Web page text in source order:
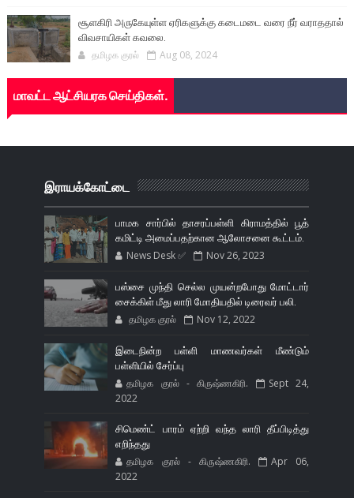
சூளகிரி அருகேயுள்ள ஏரிகளுக்கு கடைமடை வரை நீர் வராததால்
விவசாயிகள் கவலை.
தமிழக குரல் Aug 08, 2024
மாவட்ட ஆட்சியரக செய்திகள்.
இராயக்கோட்டை
பாமக சார்பில் தாசரப்பள்ளி கிராமத்தில் பூத்
கமிட்டி அமைப்பதற்கான ஆலோசனை கூட்டம்.
News Desk ✅ Nov 26, 2023
பஸ்சை முந்தி செல்ல முயன்றபோது மோட்டார்
சைக்கிள் மீது லாரி மோதியதில் டிரைவர் பலி.
தமிழக குரல் Nov 12, 2022
இடைநின்ற பள்ளி மாணவர்கள் மீண்டும்
பள்ளியில் சேர்ப்பு
தமிழக குரல் - கிருஷ்ணகிரி.
Sept 24,
2022
சிமெண்ட் பாரம் ஏற்றி வந்த லாரி தீப்பிடித்து
எறிந்தது
தமிழக குரல் - கிருஷ்ணகிரி.
Apr 06,
2022